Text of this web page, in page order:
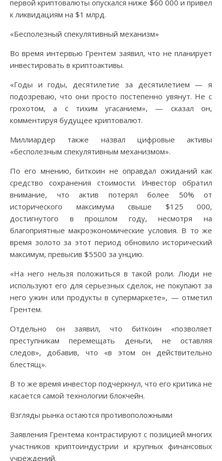
первой криптовалюты опускался ниже $60 000 и привел
к ликвидациям на $1 млрд.
«Бесполезный спекулятивный механизм»
Во время интервью Грентем заявил, что не планирует
инвестировать в криптоактивы.
«Годы и годы, десятилетие за десятилетием — я
подозреваю, что они просто постепенно увянут. Не с
грохотом, а с тихим угасанием», — сказал он,
комментируя будущее криптовалют.
Миллиардер также назвал цифровые активы
«бесполезным спекулятивным механизмом».
По его мнению, биткоин не оправдал ожиданий как
средство сохранения стоимости. Инвестор обратил
внимание, что актив потерял более 50% от
исторического максимума свыше $125 000,
достигнутого в прошлом году, несмотря на
благоприятные макроэкономические условия. В то же
время золото за этот период обновило исторический
максимум, превысив $5500 за унцию.
«На него нельзя положиться в такой роли. Люди не
используют его для серьезных сделок, не покупают за
него ужин или продукты в супермаркете», — отметил
Грентем.
Отдельно он заявил, что биткоин «позволяет
преступникам перемещать деньги, не оставляя
следов», добавив, что «в этом он действительно
блестящ».
В то же время инвестор подчеркнул, что его критика не
касается самой технологии блокчейн.
Взгляды рынка остаются противоположными
Заявления Грентема контрастируют с позицией многих
участников криптоиндустрии и крупных финансовых
учреждений.